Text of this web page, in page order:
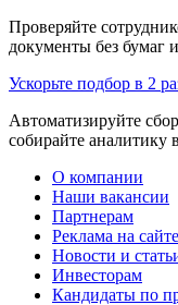
Проверяйте
документы без бумаг
Ускорьте подбор в 2
Автоматизируйте
собирайте аналитику
О компании
Наши вакансии
Партнерам
Реклама на сайте
Новости и
Инвесторам
Кандидаты по